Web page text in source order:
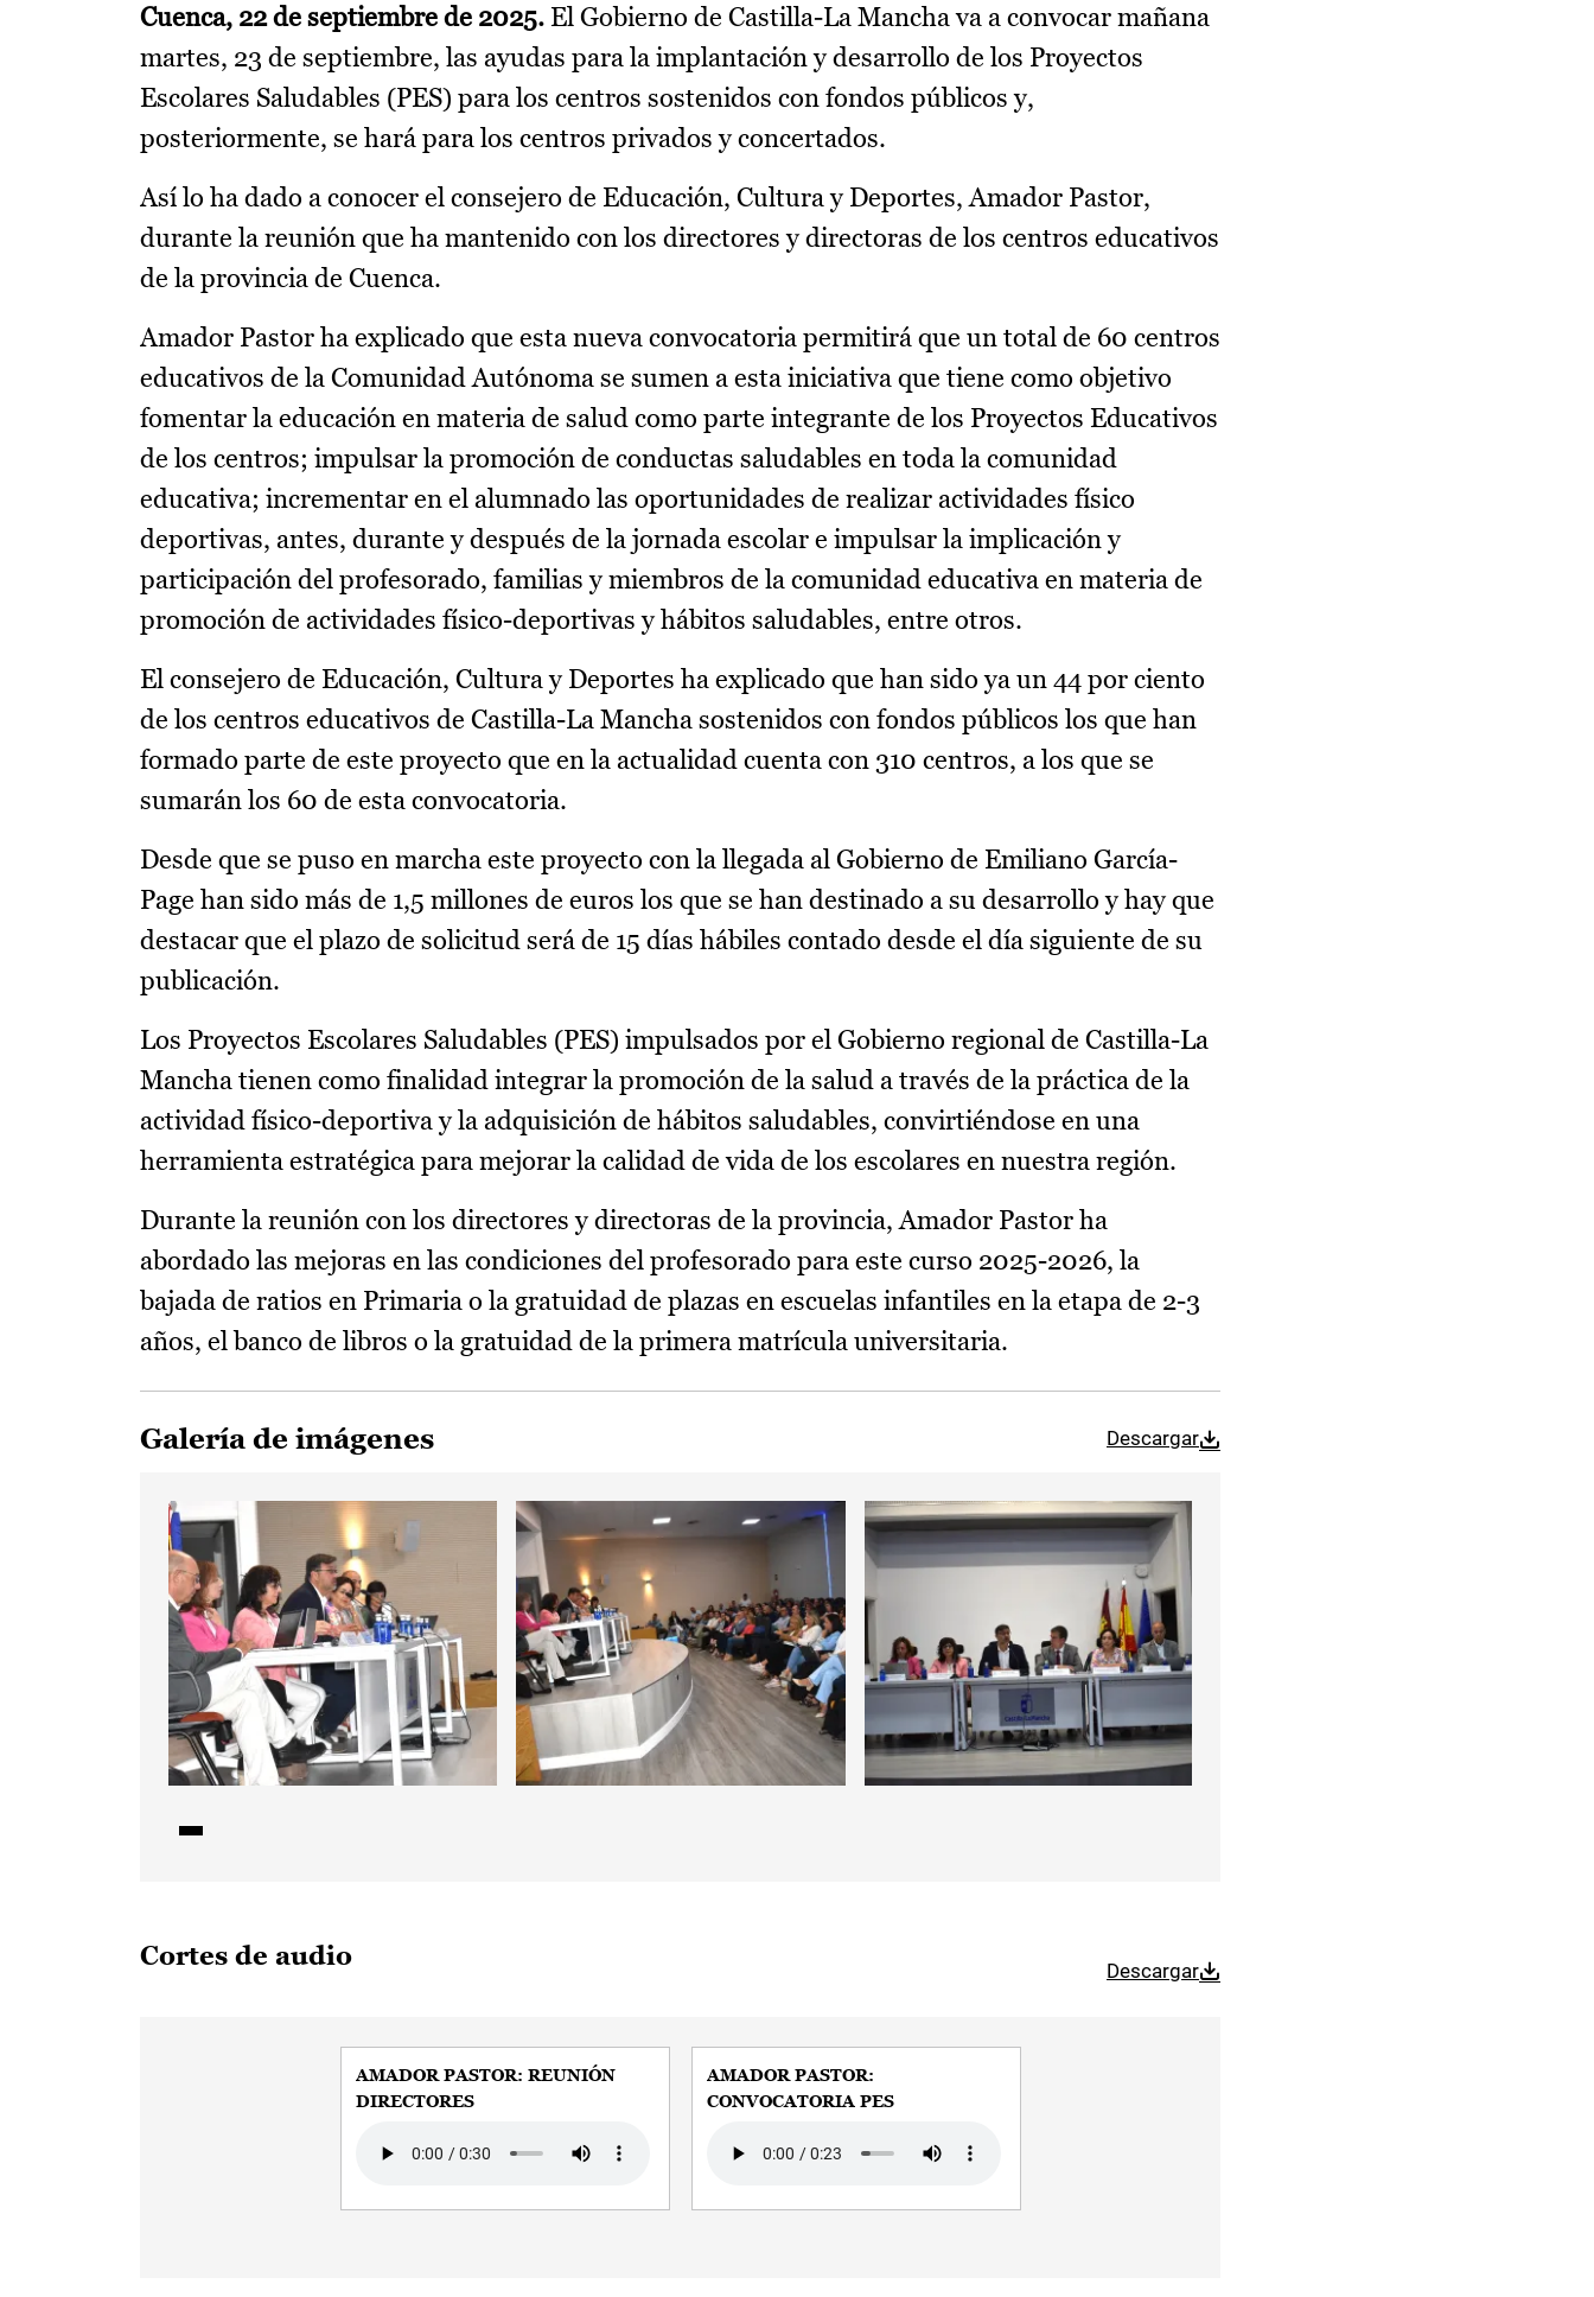
Cuenca, 22 de septiembre de 2025. El Gobierno de Castilla-La Mancha va a convocar mañana
martes, 23 de septiembre, las ayudas para la implantación y desarrollo de los Proyectos
Escolares Saludables (PES) para los centros sostenidos con fondos públicos y,
posteriormente, se hará para los centros privados y concertados.
Así lo ha dado a conocer el consejero de Educación, Cultura y Deportes, Amador Pastor,
durante la reunión que ha mantenido con los directores y directoras de los centros educativos
de la provincia de Cuenca.
Amador Pastor ha explicado que esta nueva convocatoria permitirá que un total de 60 centros
educativos de la Comunidad Autónoma se sumen a esta iniciativa que tiene como objetivo
fomentar la educación en materia de salud como parte integrante de los Proyectos Educativos
de los centros; impulsar la promoción de conductas saludables en toda la comunidad
educativa; incrementar en el alumnado las oportunidades de realizar actividades físico
deportivas, antes, durante y después de la jornada escolar e impulsar la implicación y
participación del profesorado, familias y miembros de la comunidad educativa en materia de
promoción de actividades físico-deportivas y hábitos saludables, entre otros.
El consejero de Educación, Cultura y Deportes ha explicado que han sido ya un 44 por ciento
de los centros educativos de Castilla-La Mancha sostenidos con fondos públicos los que han
formado parte de este proyecto que en la actualidad cuenta con 310 centros, a los que se
sumarán los 60 de esta convocatoria.
Desde que se puso en marcha este proyecto con la llegada al Gobierno de Emiliano García-
Page han sido más de 1,5 millones de euros los que se han destinado a su desarrollo y hay que
destacar que el plazo de solicitud será de 15 días hábiles contado desde el día siguiente de su
publicación.
Los Proyectos Escolares Saludables (PES) impulsados por el Gobierno regional de Castilla-La
Mancha tienen como finalidad integrar la promoción de la salud a través de la práctica de la
actividad físico-deportiva y la adquisición de hábitos saludables, convirtiéndose en una
herramienta estratégica para mejorar la calidad de vida de los escolares en nuestra región.
Durante la reunión con los directores y directoras de la provincia, Amador Pastor ha
abordado las mejoras en las condiciones del profesorado para este curso 2025-2026, la
bajada de ratios en Primaria o la gratuidad de plazas en escuelas infantiles en la etapa de 2-3
años, el banco de libros o la gratuidad de la primera matrícula universitaria.
Galería de imágenes Descargar
Cortes de audio Descargar
AMADOR PASTOR: REUNIÓN
DIRECTORES
AMADOR PASTOR:
CONVOCATORIA PES